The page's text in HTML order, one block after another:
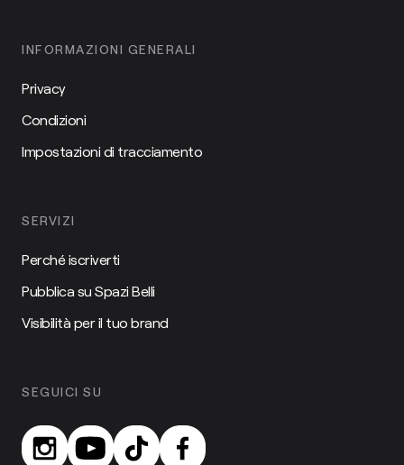
INFORMAZIONI GENERALI
Privacy
Condizioni
Impostazioni di tracciamento
SERVIZI
Perché iscriverti
Pubblica su Spazi Belli
Visibilità per il tuo brand
SEGUICI SU